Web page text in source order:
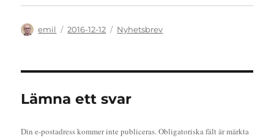
Författare
emil
Publicerat
2016-12-12 Kategorier
Nyhetsbrev
Lämna ett svar
Din e-postadress kommer inte publiceras.Obligatoriska fält är märkta